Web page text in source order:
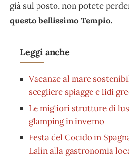
già sul posto, non potete
questo bellissimo Tempio.
Leggi anche
Vacanze al mare
scegliere spiagge e lidi
Le migliori strutture di
glamping in inverno
Festa del Cocido in
Lalìn alla gastronomia